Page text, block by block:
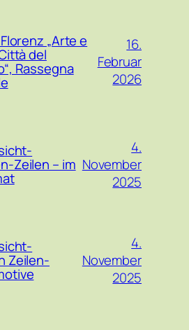
„Arte e
del
Rassegna
16.
Februar
2026
Zeilen – im
4.
November
2025
Zeilen-
4.
November
2025